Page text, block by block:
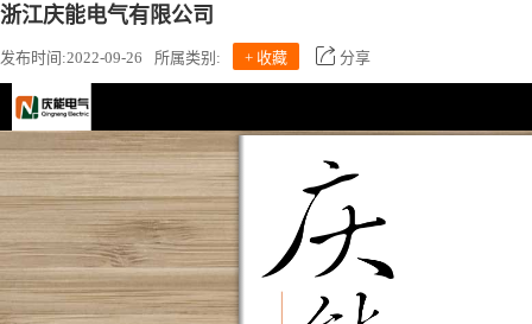
浙江庆能电气有限公司
发布时间:2022-09-26 所属类别: + 收藏 分享